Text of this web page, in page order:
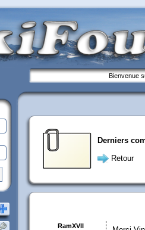
Bienvenue
Derniers
Retour
RamXVII